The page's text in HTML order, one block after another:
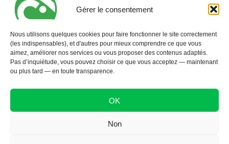
Gérer le consentement
Nous utilisons quelques cookies pour faire fonctionner le site correctement
(les indispensables), et d'autres pour mieux comprendre ce que vous
aimez, améliorer nos services ou vous proposer des contenus adaptés.
Pas d’inquiétude, vous pouvez choisir ce que vous acceptez — maintenant
ou plus tard — en toute transparence.
OK
Non
Carouge - Rondeau
Nyon - La Côte
Protection des données
Conditions générales